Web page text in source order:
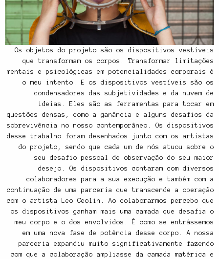
Os objetos do projeto são os dispositivos vestíveis
que transformam os corpos. Transformar limitações
mentais e psicológicas em potencialidades corporais é
o meu intento. E os dispositivos vestíveis são os
condensadores das subjetividades e da nuvem de
ideias. Eles são as ferramentas para tocar em
questões densas, como a ganância e alguns desafios da
sobrevivência no nosso contemporâneo. Os dispositivos
desse trabalho foram desenhados junto com os artistas
do projeto, sendo que cada um de nós atuou sobre o
seu desafio pessoal de observação do seu maior
desejo. Os dispositivos contaram com diversos
colaboradores para a sua execução e também com a
continuação de uma parceria que transcende a operação
com o artista Leo Ceolin. Ao colaborarmos percebo que
os dispositivos ganham mais uma camada que desafia o
meu corpo e o dos envolvidos. É como se entrássemos
em uma nova fase de potência desse corpo. A nossa
parceria expandiu muito significativamente fazendo
com que a colaboração ampliasse da camada matérica e